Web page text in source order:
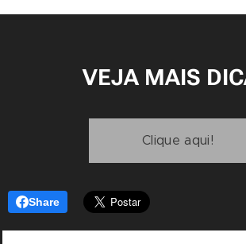
VEJA MAIS
Clique aqui!
Share